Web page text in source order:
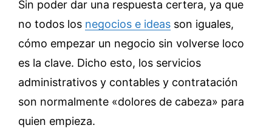
Sin poder dar una respuesta certera, ya que
no todos los negocios e ideas son iguales,
cómo empezar un negocio sin volverse loco
es la clave. Dicho esto, los servicios
administrativos y contables y contratación
son normalmente «dolores de cabeza» para
quien empieza.